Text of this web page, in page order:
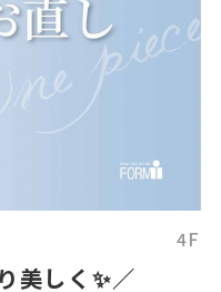
4F
美しく✨／